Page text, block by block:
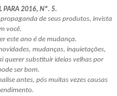
PARA 2016, Nº. 5.
de seus produtos, invista
você.
este ano é de mudança.
mudanças, inquietações,
querer substituir ideias velhas por
ser bom.
antes, pós muitas vezes causas